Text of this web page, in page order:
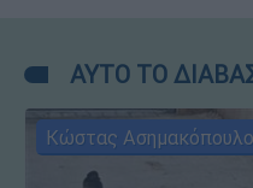
ΑΥΤΟ ΤΟ
Κώστας